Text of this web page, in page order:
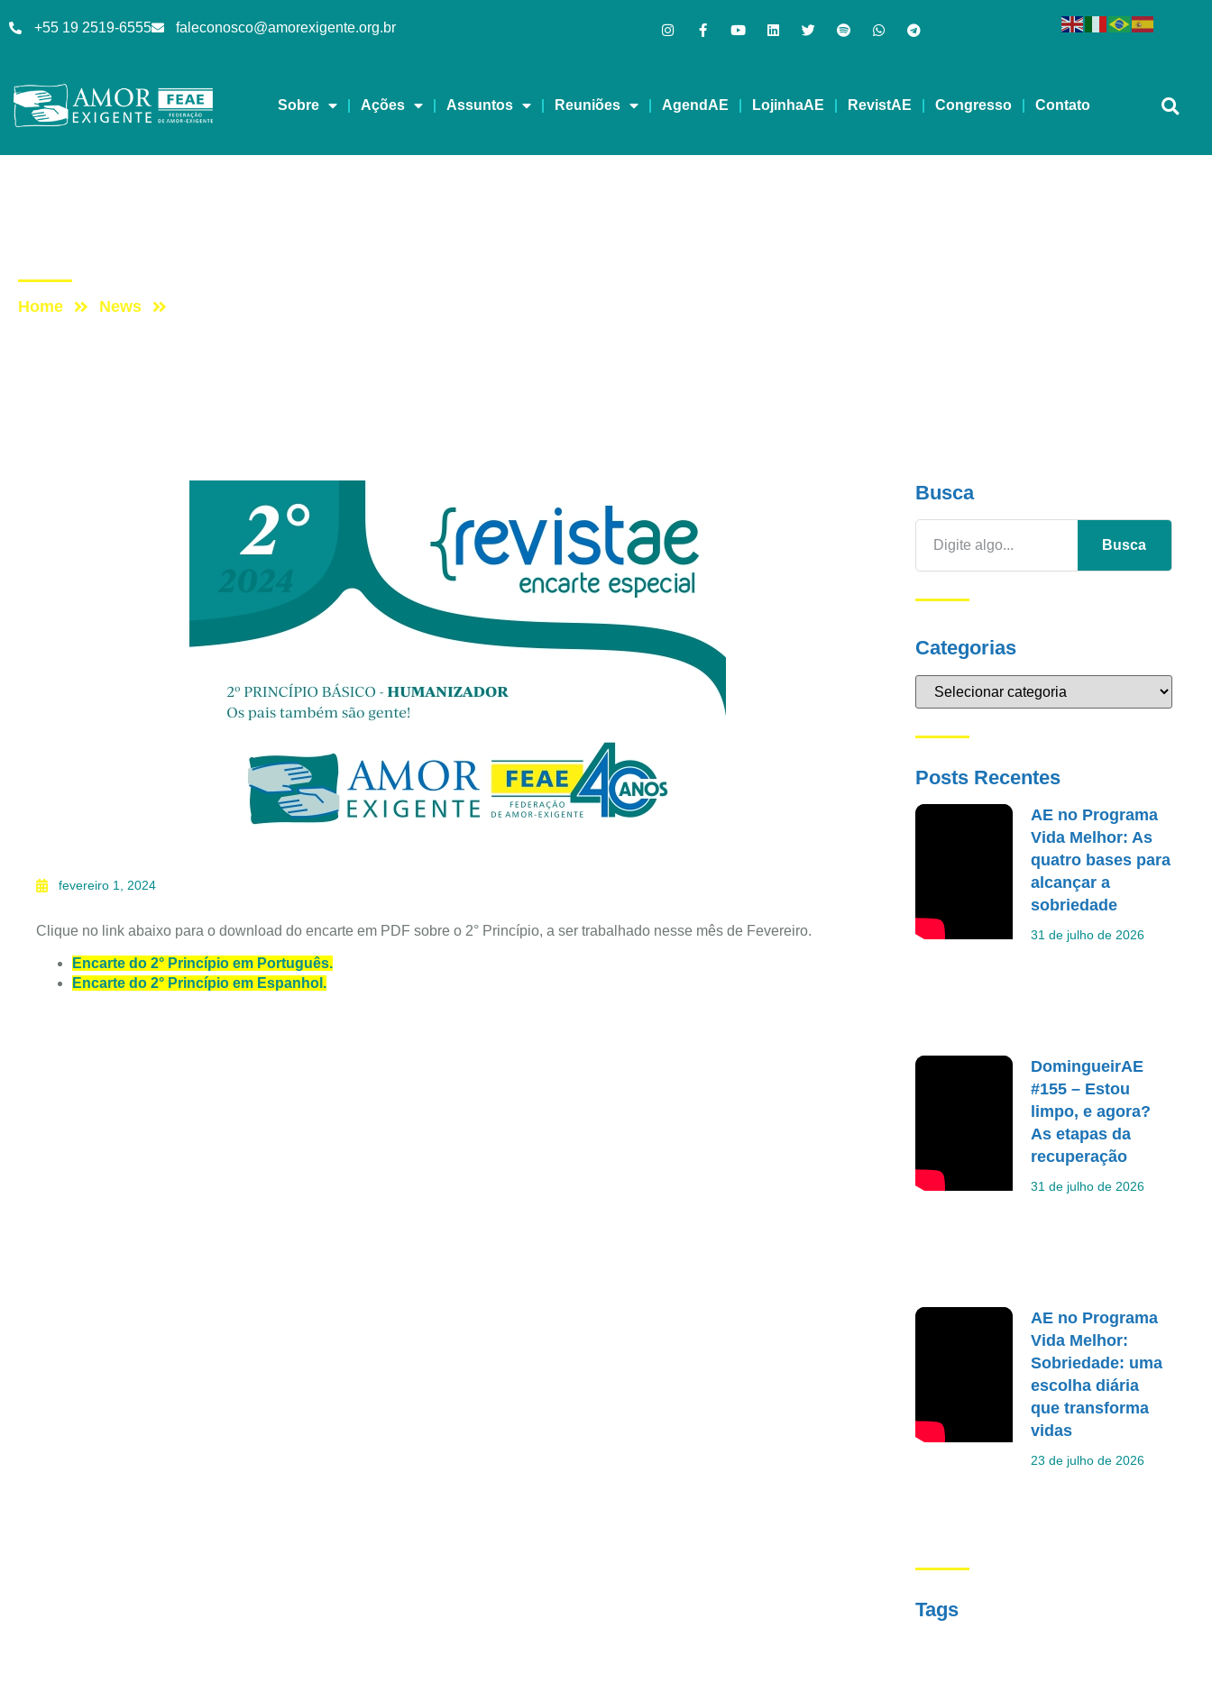
+55 19 2519-6555 faleconosco@amorexigente.org.br
Sobre Ações Assuntos Reuniões AgendAE LojinhaAE RevistAE Congresso Contato
Home News
fevereiro 1, 2024
Clique no link abaixo para o download do encarte em PDF sobre o 2° Princípio, a ser trabalhado nesse mês de Fevereiro.
Encarte do 2° Princípio em Português.
Encarte do 2° Princípio em Espanhol.
Busca
Busca
Categorias
Posts Recentes
AE no Programa
Vida Melhor: As
quatro bases para
alcançar a
sobriedade
31 de julho de 2026
DomingueirAE
#155 – Estou
limpo, e agora?
As etapas da
recuperação
31 de julho de 2026
AE no Programa
Vida Melhor:
Sobriedade: uma
escolha diária
que transforma
vidas
23 de julho de 2026
Tags